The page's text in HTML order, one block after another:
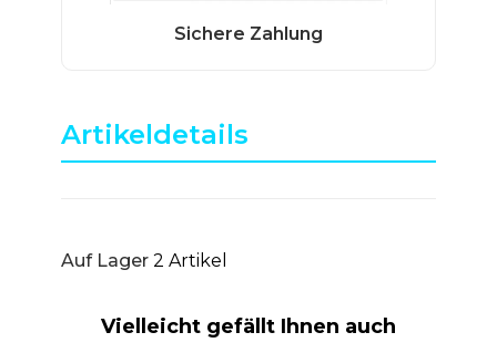
Artikeldetails
Auf Lager 2 Artikel
Vielleicht gefällt Ihnen auch